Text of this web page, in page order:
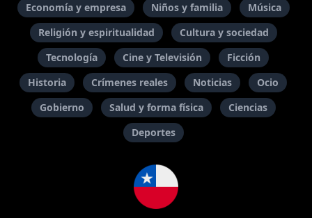
Economía y empresa
Niños y familia
Música
Religión y espiritualidad
Cultura y sociedad
Tecnología
Cine y Televisión
Ficción
Historia
Crímenes reales Noticias
Ocio
Gobierno
Salud y forma física
Ciencias
Deportes